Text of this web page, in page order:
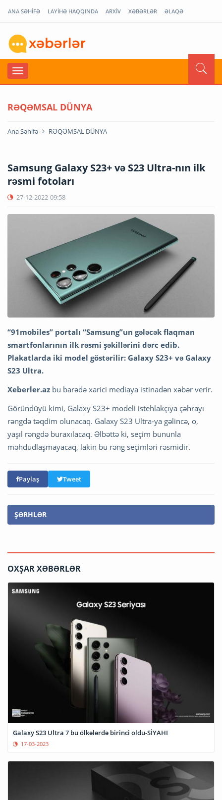
ANA SƏHİFƏ LAYİHƏ HAQQINDA ARXİV XƏBƏRLƏR ƏLAQƏ
RƏQƏMSAL DÜNYA
Ana Səhifə RƏQƏMSAL DÜNYA
Samsung Galaxy S23+ və S23 Ultra-nın ilk
rəsmi fotoları
27-12-2022 09:58
“91mobiles” portalı “Samsung”un gələcək flaqman
smartfonlarının ilk rəsmi şəkillərini dərc edib.
Plakatlarda iki model göstərilir: Galaxy S23+ və Galaxy
S23 Ultra.
Xeberler.az bu barədə xarici mediaya istinadən xəbər verir.
Göründüyü kimi, Galaxy S23+ modeli istehlakçıya çəhrayı
rəngdə təqdim olunacaq. Galaxy S23 Ultra-ya gəlincə, o,
yaşıl rəngdə buraxılacaq. Əlbəttə ki, seçim bununla
məhdudlaşmayacaq, lakin bu rəng seçimləri rəsmidir.
Paylaş Tweet
ŞƏRHLƏR
OXŞAR XƏBƏRLƏR
Galaxy S23 Ultra 7 bu ölkələrdə birinci oldu-SİYAHI
17-03-2023